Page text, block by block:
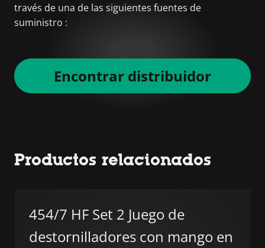
través de una de las siguientes fuentes de
suministro :
Encontrar distribuidor
Productos relacionados
454/7 HF Set 2 Juego de
destornilladores con mango en